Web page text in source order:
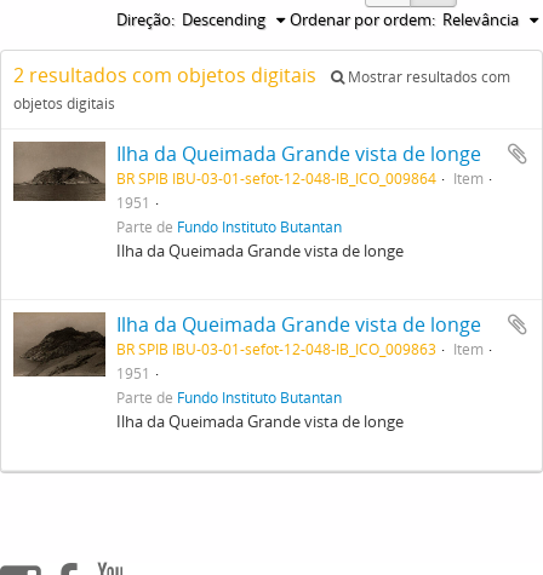
Ordenar por ordem: Relevância
Direção: Descending
2 resultados com objetos digitais
Mostrar resultados com
objetos digitais
Ilha da Queimada Grande vista de longe
BR SPIB IBU-03-01-sefot-12-048-IB_ICO_009864
Item
1951
Parte de Fundo Instituto Butantan
Ilha da Queimada Grande vista de longe
Ilha da Queimada Grande vista de longe
BR SPIB IBU-03-01-sefot-12-048-IB_ICO_009863
Item
1951
Parte de Fundo Instituto Butantan
Ilha da Queimada Grande vista de longe